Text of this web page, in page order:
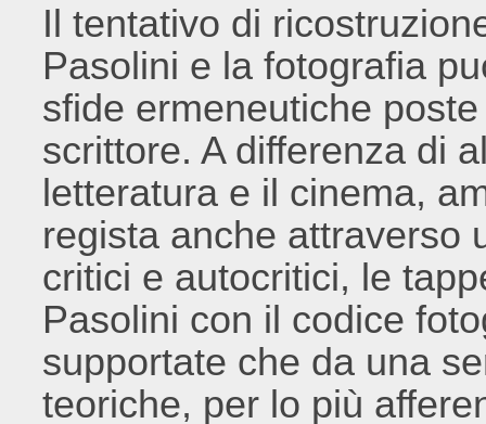
Il tentativo di
Pasolini e la fotografia
sfide ermeneutiche
scrittore. A differenza di
letteratura e il cinema,
regista anche attraverso
critici e autocritici, le
Pasolini con il codice
supportate che da una
teoriche, per lo più